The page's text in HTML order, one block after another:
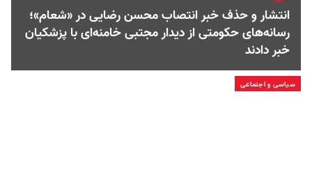
انتشار و حذف خبر انتصاب محسن رضایی در «شعام»؛
رسانه‌های حکومتی از دیدار مجتبی خامنه‌ای با پزشکیان
خبر دادند
سیاسی و اجتماعی